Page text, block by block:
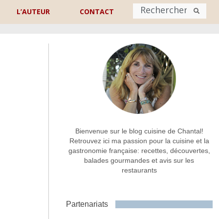
L’AUTEUR CONTACT
Nom
Commentaire ou message *
Bienvenue sur le blog cuisine de Chantal!
Retrouvez ici ma passion pour la cuisine et la
gastronomie française: recettes, découvertes,
balades gourmandes et avis sur les
restaurants
Partenariats